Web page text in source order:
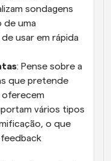
sondagens
de uma
usar em rápida
: Pense sobre a
que pretende
oferecem
vários tipos
o que